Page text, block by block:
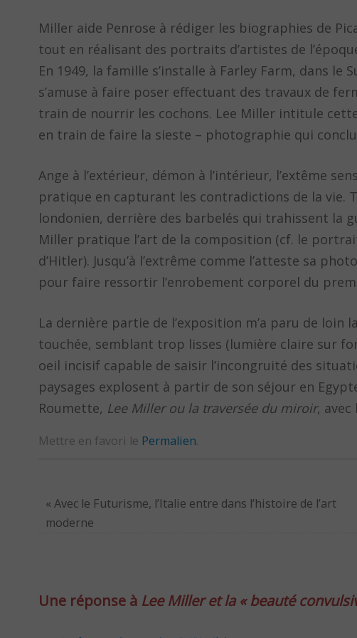
Miller aide Penrose à rédiger les biographies de
tout en réalisant des portraits d’artistes de
En 1949, la famille s’installe à Farley Farm, dans
s’amuse à faire poser effectuant des travaux de
train de nourrir les cochons. Lee Miller intitule
en train de faire la sieste – photographie qui
Ange à l’extérieur, démon à l’intérieur, l’extême
pratique en capturant les contradictions de la vie.
londonien, derrière des barbelés qui trahissent la
Miller pratique l’art de la composition (cf. le
d’Hitler). Jusqu’à l’extrême comme l’atteste sa
pour faire ressortir l’enrobement corporel du
La dernière partie de l’exposition m’a paru de loin
touchée, semblant trop lisses (lumière claire sur
oeil incisif capable de saisir l’incongruité des
paysages explosent à partir de son séjour en
Roumette, Lee Miller ou la traversée du miroir, avec
Mettre en favori le Permalien.
« Avec le Futurisme, l’Italie entre dans l’histoire de l’art
moderne
Une réponse à Lee Miller et la « beauté